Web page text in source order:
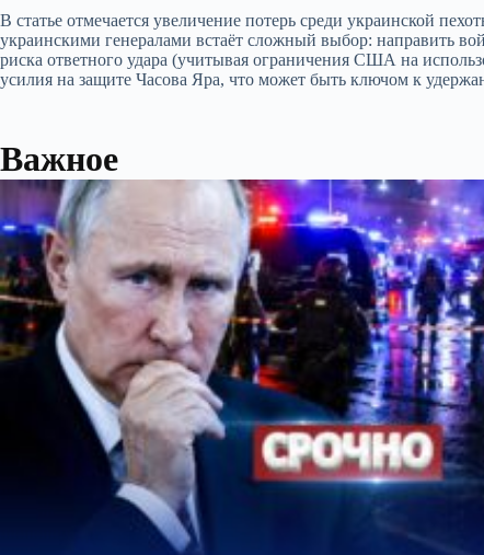
В статье отмечается увеличение потерь среди украинской
украинскими генералами встаёт сложный выбор: направить
риска ответного удара (учитывая ограничения США на
усилия на защите Часова Яра, что может быть ключом к
Важное